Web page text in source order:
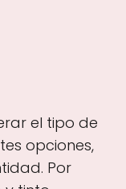
el tipo de
opciones,
Por